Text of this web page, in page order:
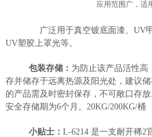
应用范围广，适
广泛用于真空镀底面漆、UV甲
UV塑胶上罩光等。
包装存储： 为防止该产品活性高
存并储存于远离热源及阳光处，建议
的产品需及时密封保存，不可敞口存
安全存储期为6个月。20KG/200KG/桶
小贴士： L-6214 是一支耐开稀2